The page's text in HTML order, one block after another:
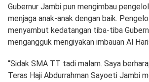
Gubernur Jambi pun mengimbau
menjaga anak-anak dengan baik.
menyambut kedatangan tiba-tiba
mengangguk mengiyakan imbauan Al
“Sidak SMA TT tadi malam. Saya
Teras Haji Abdurrahman Sayoeti Jambi